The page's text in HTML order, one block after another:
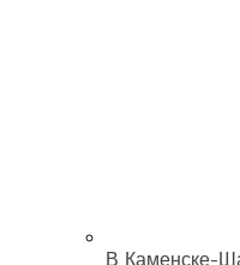
В Каменске-